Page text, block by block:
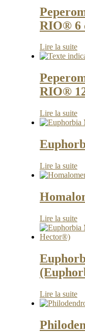
RIO® 6
Lire la suite
RIO®
Lire la suite
Lire la suite
Lire la suite
Lire la suite